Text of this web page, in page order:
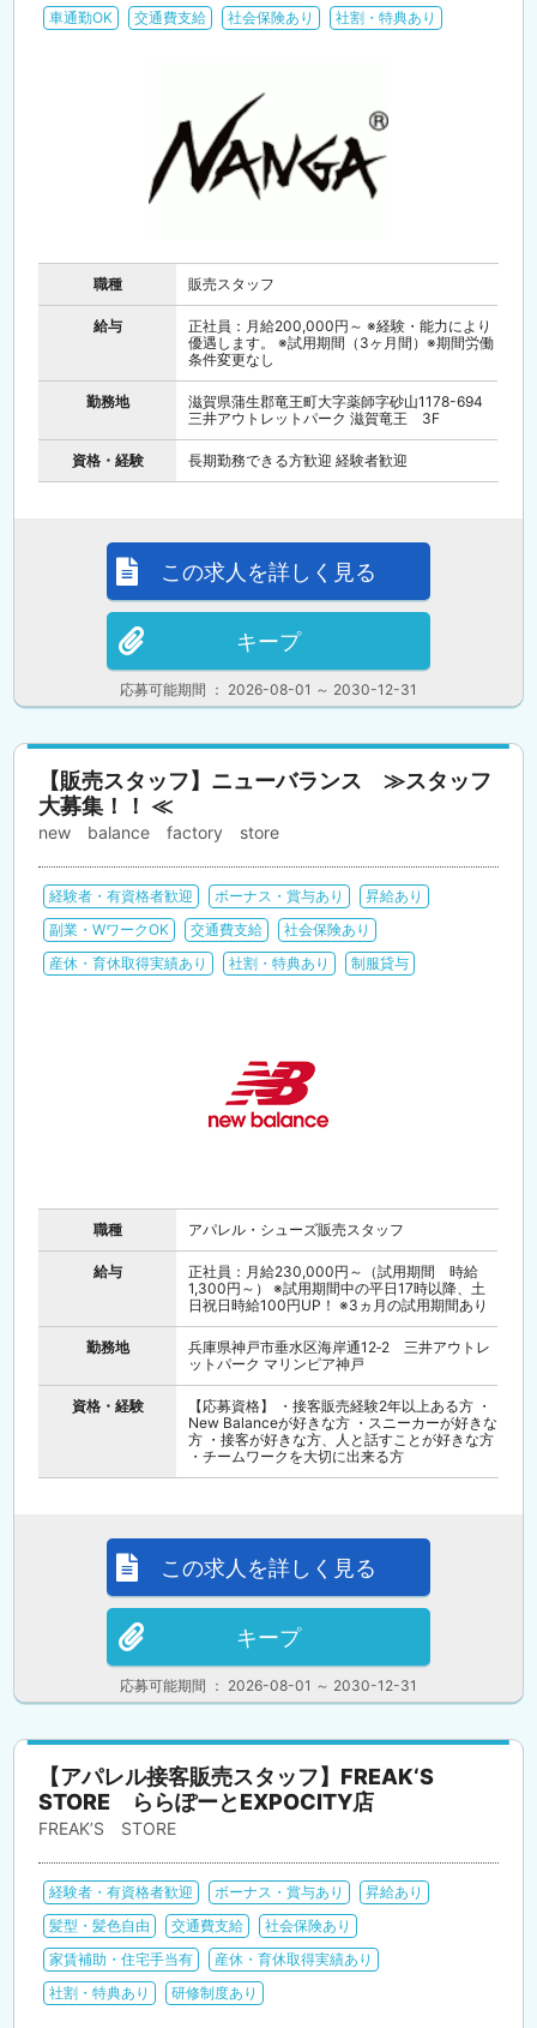
車通勤OK
交通費支給 社会保険あり 社割・特典あり
職種 販売スタッフ
給与
正社員：月給200,000円～ ※経験・能力により
優遇します。 ※試用期間（3ヶ月間）※期間労働
条件変更なし
勤務地
滋賀県蒲生郡竜王町大字薬師字砂山1178-694
三井アウトレットパーク 滋賀竜王 3F
資格・経験 長期勤務できる方歓迎 経験者歓迎
応募可能期間 ： 2026-08-01 ～ 2030-12-31
この求人を詳しく見る
キープ
【販売スタッフ】ニューバランス ≫スタッフ
大募集！！ ≪
new balance factory store
経験者・有資格者歓迎 ボーナス・賞与あり
昇給あり
副業・WワークOK
交通費支給
社会保険あり
産休・育休取得実績あり
社割・特典あり 制服貸与
職種 アパレル・シューズ販売スタッフ
給与
正社員：月給230,000円～（試用期間 時給
1,300円～） ※試用期間中の平日17時以降、土
日祝日時給100円UP！ ※3ヵ月の試用期間あり
勤務地
兵庫県神戸市垂水区海岸通12‐2 三井アウトレ
ットパーク マリンピア神戸
資格・経験
【応募資格】 ・接客販売経験2年以上ある方 ・
New Balanceが好きな方 ・スニーカーが好きな
方 ・接客が好きな方、人と話すことが好きな方
・チームワークを大切に出来る方
応募可能期間 ： 2026-08-01 ～ 2030-12-31
この求人を詳しく見る
キープ
【アパレル接客販売スタッフ】FREAK‘S
STORE ららぽーとEXPOCITY店
FREAK’S STORE
経験者・有資格者歓迎 ボーナス・賞与あり
昇給あり
髪型・髪色自由
交通費支給
社会保険あり
家賃補助・住宅手当有
産休・育休取得実績あり
社割・特典あり
研修制度あり